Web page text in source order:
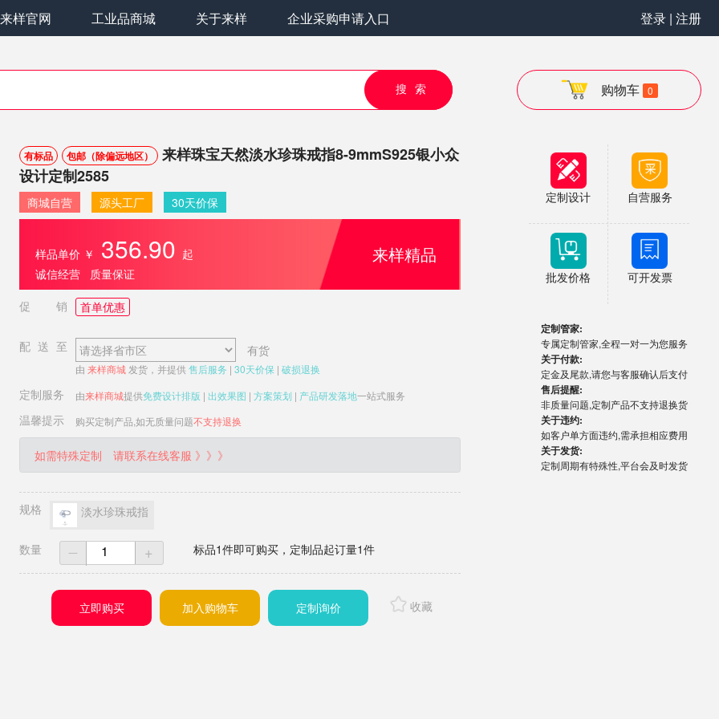
来样官网 工业品商城 关于来样 企业采购申请入口 登录 | 注册
搜索 购物车 0
有标品 包邮（除偏远地区）
来样珠宝天然淡水珍珠戒指8-9mmS925银小众
设计定制2585
商城自营 源头工厂 30天价保
样品单价 ￥ 356.90 起
诚信经营 质量保证
来样精品
促销 首单优惠
配送至 有货
由 来样商城 发货，并提供售后服务 | 30天价保 | 破损退换
定制服务 由来样商城提供免费设计排版 | 出效果图 | 方案策划 | 产品研发落地一站式服务
温馨提示 购买定制产品,如无质量问题不支持退换
如需特殊定制 请联系在线客服 》》》
规格 淡水珍珠戒指
数量 一 + 标品1件即可购买，定制品起订量1件
立即购买 加入购物车 定制询价 收藏
定制设计 自营服务
批发价格 可开发票
定制管家:
专属定制管家,全程一对一为您服务
关于付款:
定金及尾款,请您与客服确认后支付
售后提醒:
非质量问题,定制产品不支持退换货
关于违约:
如客户单方面违约,需承担相应费用
关于发货:
定制周期有特殊性,平台会及时发货